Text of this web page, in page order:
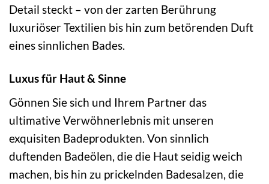
Detail steckt – von der zarten Berührung
luxuriöser Textilien bis hin zum betörenden Duft
eines sinnlichen Bades.
Luxus für Haut & Sinne
Gönnen Sie sich und Ihrem Partner das
ultimative Verwöhnerlebnis mit unseren
exquisiten Badeprodukten. Von sinnlich
duftenden Badeölen, die die Haut seidig weich
machen, bis hin zu prickelnden Badesalzen, die